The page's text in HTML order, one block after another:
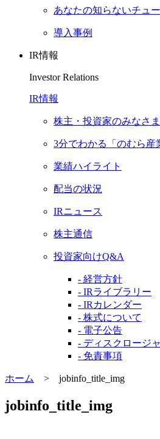
あなたの知らないチュ
導入事例
IR情報
Investor Relations
IR情報
株主・投資家のみなさ
3分でわかる「のむら産
業績ハイライト
配当の状況
IRニュース
株主通信
投資家向けQ&A
- 経営方針
- IRライブラリー
- IRカレンダー
- 株式について
- 電子公告
- ディスクロージ
- 免責事項
ホーム > jobinfo_title_img
jobinfo_title_img